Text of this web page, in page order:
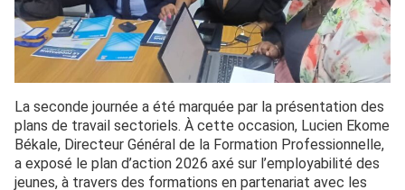
La seconde journée a été marquée par la présentation des
plans de travail sectoriels. À cette occasion, Lucien Ekome
Békale, Directeur Général de la Formation Professionnelle,
a exposé le plan d’action 2026 axé sur l’employabilité des
jeunes, à travers des formations en partenariat avec les